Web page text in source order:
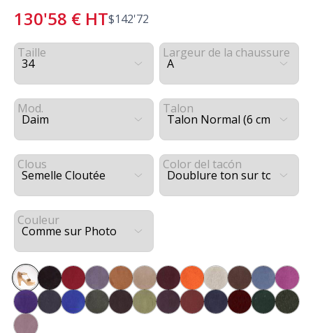
130'58 € HT$142'72
Taille Largeur de la chaussure
Mod. Talon
Clous Color del tacón
Couleur